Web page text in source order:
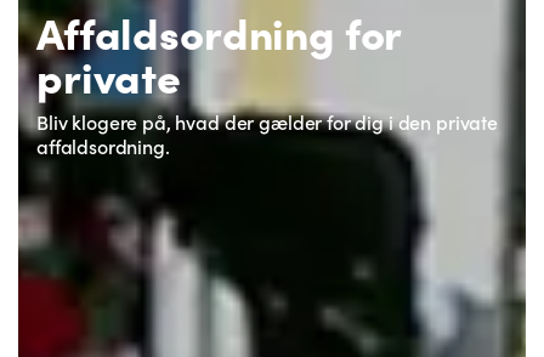
Affaldsordning for
private
Bliv klogere på, hvad der gælder for dig i den private
affaldsordning.